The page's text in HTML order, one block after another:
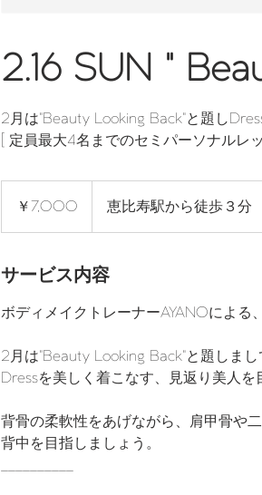
2.16 SUN "
2月は"Beauty Looking Back"と題し
[ 定員最大4名までのセミパーソナルレ
￥7,000 恵比寿駅から徒歩３分
サービス内容
ボディメイクトレーナーAYANOによる
2月は"Beauty Looking Back"と題しまし
Dressを美しく着こなす、見返り美人を
背骨の柔軟性をあげながら、肩甲骨や
背中を目指しましょう。